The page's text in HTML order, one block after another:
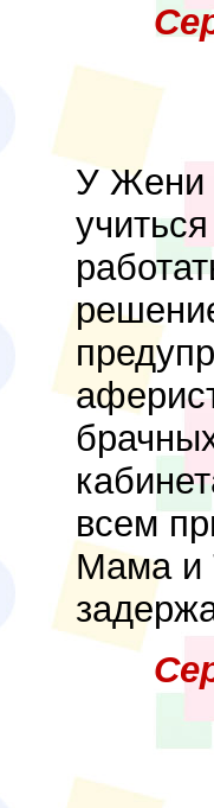
У Жени
всем
Мама и